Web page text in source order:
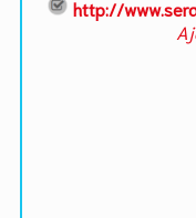
http://